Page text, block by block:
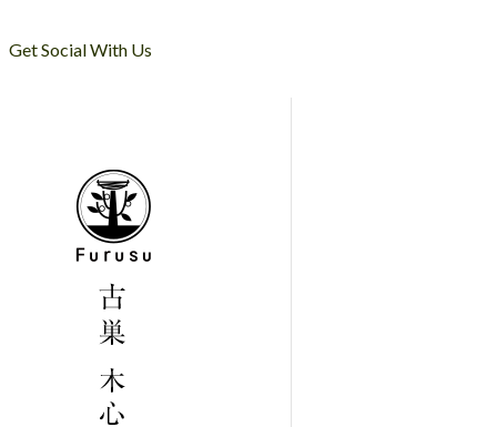
Get Social With Us